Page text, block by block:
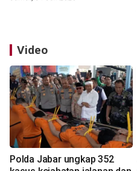
Video
Polda Jabar ungkap 352